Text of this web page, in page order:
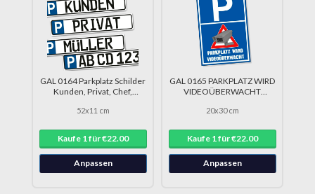
GAL 0164 Parkplatz Schilder
Kunden, Privat, Chef,
52x11 cm
Kaufe 1 für €22.00
Anpassen
GAL 0165 PARKPLATZ WIRD
VIDEOÜBERWACHT
20x30 cm
Kaufe 1 für €22.00
Anpassen